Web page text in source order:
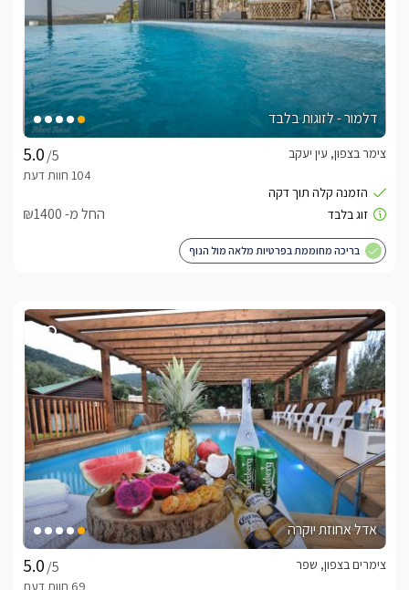
דלמור - לזוגות בלבד
/5
צימר בצפון, עין יעקב
החל מ- ₪1400
בריכה מחוממת בפרטיות מלאה מול הנוף
אדל אחוזת יוקרה
/5
צימרים בצפון, שפר